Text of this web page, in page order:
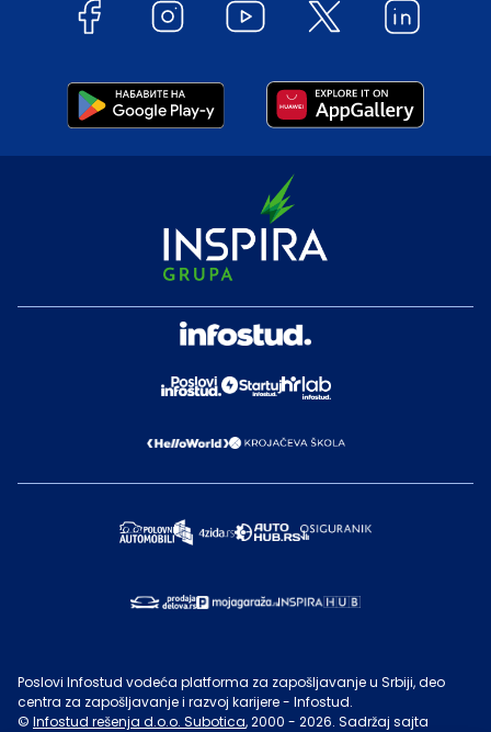
Poslovi Infostud vodeća platforma za zapošljavanje u Srbiji, deo
centra za zapošljavanje i razvoj karijere - Infostud.
© Infostud rešenja d.o.o. Subotica, 2000 - 2026. Sadržaj sajta